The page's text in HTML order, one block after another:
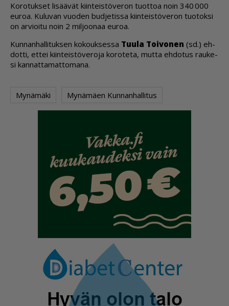
Ko­ro­tuk­set li­sää­vät kiin­teis­tö­ve­ron tuot­toa noin 340 000
eu­roa. Ku­lu­van vuo­den bud­je­tis­sa kiin­teis­tö­ve­ron tuo­tok­si
on ar­vi­oi­tu noin 2 mil­joo­naa eu­roa.
Kun­nan­hal­li­tuk­sen ko­kouk­ses­sa Tuu­la Toi­vo­nen (sd.) eh­
dot­ti, et­tei kiin­teis­tö­ve­ro­ja ko­ro­te­ta, mut­ta eh­do­tus rau­ke­
si kan­nat­ta­mat­to­ma­na.
Mynämäki Mynämäen Kunnanhallitus